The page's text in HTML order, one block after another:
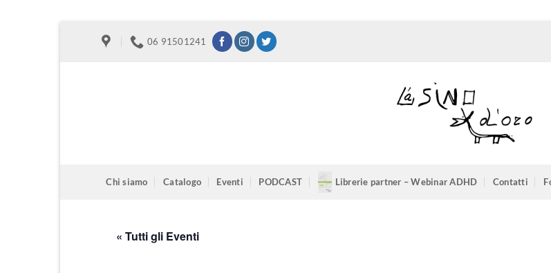
06 91501241
Chi siamo Catalogo Eventi PODCAST Librerie partner – Webinar ADHD Contatti
« Tutti gli Eventi